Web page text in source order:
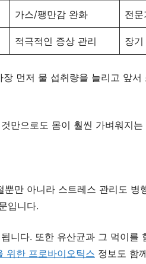
가스/팽만감 완화 전
적극적인 증상 관리 장
먼저 물 섭취량을 늘리고 앞서
만으로도 몸이 훨씬 가벼워지
만 아니라 스트레스 관리도 병
입니다.
니다. 또한 유산균과 그 먹이를
위한 프로바이오틱스 정보도 함